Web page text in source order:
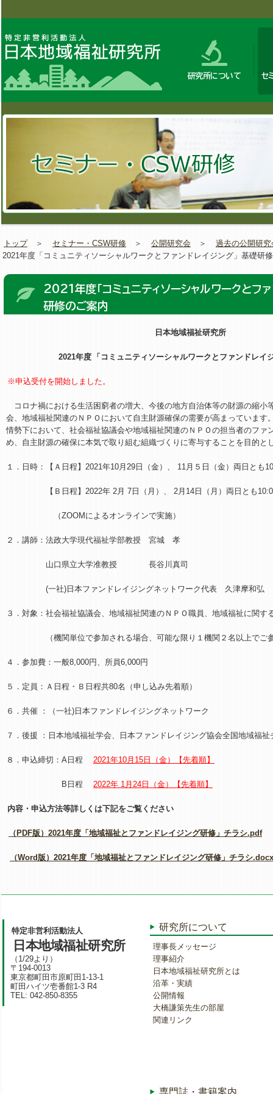
研究所について セ
トップ＞ セミナー・CSW研修 ＞ 公開研究会 ＞
過去の公開研究
2021年度「コミュニティソーシャルワークとファンドレイジング」基礎研
2021年度「コミュニティソーシャルワークとファ
研修のご案内
日本地域福祉研究所
2021年度 「コミュニティソーシャルワークとファンドレイ
※申込受付を開始しました。
コロナ禍における生活困窮者の増大、今後の地方自治体等の財源の縮小
会、地域福祉関連のＮＰＯにおいて自主財源確保の需要が高まっています
情勢下において、社会福祉協議会や地域福祉関連のＮＰＯの担当者のファ
め、自主財源の確保に本気で取り組む組織づくりに寄与することを目的と
１．日時：【Ａ日程】2021年10月29日（金）、 11月５日（金）両日とも
【Ｂ日程】2022年 2月 7日（月）、 2月14日（月）両日とも
（ZOOMによるオンラインで実施）
２．講師：法政大学現代福祉学部教授 宮城 孝
山口県立大学准教授 長谷川真司
(一社)日本ファンドレイジングネットワーク代表 久津摩和弘
３．対象：社会福祉協議会、地域福祉関連のＮＰＯ職員、地域福祉に関す
（機関単位で参加される場合、可能な限り１機関２名以上でご参
４．参加費：一般8,000円、所員6,000円
５．定員：Ａ日程・Ｂ日程共80名（申し込み先着順）
６．共催 ：（一社)日本ファンドレイジングネットワーク
７．後援 ：日本地域福祉学会、日本ファンドレイジング協会全国地域福祉
８．申込締切：A日程 2021年10月15日（金）【先着順】
B日程 2022年 1月24日（金）【先着順】
内容・申込方法等詳しくは下記をご覧ください
（PDF版）2021年度「地域福祉とファンドレイジング研修」チラシ.pdf
（Word版）2021年度「地域福祉とファンドレイジング研修」チラシ.docx
特定非営利活動法人
日本地域福祉研究所
（1/29より）
〒194-0013
東京都町田市原町田1-13-1
町田ハイツ壱番館1-3 R4
TEL: 042-850-8355
研究所について
理事長メッセージ
理事紹介
日本地域福祉研究所とは
沿革・実績
公開情報
大橋謙策先生の部屋
関連リンク
専門誌・書籍案内